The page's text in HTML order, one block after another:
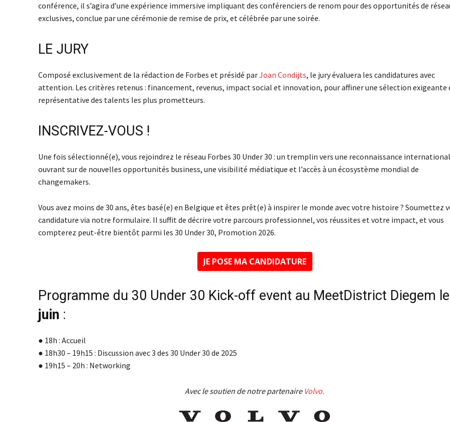
conférence, il s’agira d’une expérience immersive impliquant des conférenciers de renom pour des opportunités de
exclusives, conclue par une cérémonie de remise de prix, et célébrée par une soirée.
LE JURY
Composé exclusivement de la rédaction de Forbes et présidé parJoan Condijts, le jury évaluera les candidatures avec
attention. Les critères retenus : financement, revenus, impact social et innovation, pour affiner une sélection exigeante
représentative des talents les plus prometteurs.
INSCRIVEZ-VOUS !
Une fois sélectionné(e), vous rejoindrez le réseau Forbes 30 Under 30 : un tremplin vers une reconnaissance
ouvrant sur de nouvelles opportunités business, une visibilité médiatique et l’accès à un écosystème mondial de
changemakers.
Vous avez moins de 30 ans, êtes basé(e) en Belgique et êtes prêt(e) à inspirer le monde avec votre histoire ? Soumettez
candidature via notre formulaire. Il suffit de décrire votre parcours professionnel, vos réussites et votre impact, et vous
compterez peut-être bientôt parmi les 30 Under 30, Promotion 2026.
JE POSE MA CANDIDATURE
Programme du 30 Under 30 Kick-off event au MeetDistrict Diegem le
juin :
● 18h : Accueil
● 18h30 – 19h15 : Discussion avec 3 des 30 Under 30 de 2025
● 19h15 – 20h : Networking
Avec le soutien de notre partenaire Volvo.